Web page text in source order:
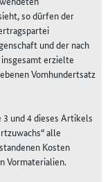
so dürfen der
und der nach
erzielte
Vomhundertsatz
und 4 dieses Artikels
alle
Kosten
Vormaterialien.